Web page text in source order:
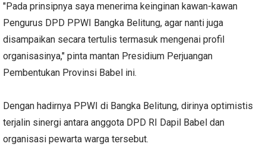
"Pada prinsipnya saya menerima keinginan kawan-kawan
Pengurus DPD PPWI Bangka Belitung, agar nanti juga
disampaikan secara tertulis termasuk mengenai profil
organisasinya," pinta mantan Presidium Perjuangan
Pembentukan Provinsi Babel ini.
Dengan hadirnya PPWI di Bangka Belitung, dirinya optimistis
terjalin sinergi antara anggota DPD RI Dapil Babel dan
organisasi pewarta warga tersebut.